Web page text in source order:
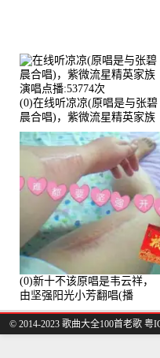
(0)在线听凉凉(原唱是与张碧
晨合唱)，紫微流星精英家族
演唱点播:53774次
(0)新十不该原唱是韦云祥，
由坚强阳光小芳翻唱(播
放:49861)
© 2014-2023 歌曲大全100首老歌 粤